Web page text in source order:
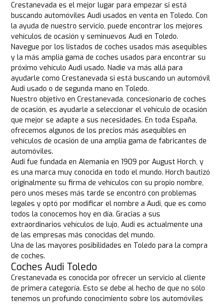
Crestanevada es el mejor lugar para empezar si está
buscando automóviles Audi usados en venta en Toledo. Con
la ayuda de nuestro servicio, puede encontrar los mejores
vehículos de ocasión y seminuevos Audi en Toledo.
Navegue por los listados de coches usados más asequibles
y la más amplia gama de coches usados para encontrar su
próximo vehículo Audi usado. Nadie va más allá para
ayudarle como Crestanevada si está buscando un automóvil
Audi usado o de segunda mano en Toledo.
Nuestro objetivo en Crestanevada, concesionario de coches
de ocasión, es ayudarle a seleccionar el vehículo de ocasión
que mejor se adapte a sus necesidades. En toda España,
ofrecemos algunos de los precios más asequibles en
vehículos de ocasión de una amplia gama de fabricantes de
automóviles.
Audi fue fundada en Alemania en 1909 por August Horch, y
es una marca muy conocida en todo el mundo. Horch bautizó
originalmente su firma de vehículos con su propio nombre,
pero unos meses más tarde se encontró con problemas
legales y optó por modificar el nombre a Audi, que es como
todos la conocemos hoy en día. Gracias a sus
extraordinarios vehículos de lujo, Audi es actualmente una
de las empresas más conocidas del mundo.
Una de las mayores posibilidades en Toledo para la compra
de coches.
Coches Audi Toledo
Crestanevada es conocida por ofrecer un servicio al cliente
de primera categoría. Esto se debe al hecho de que no sólo
tenemos un profundo conocimiento sobre los automóviles